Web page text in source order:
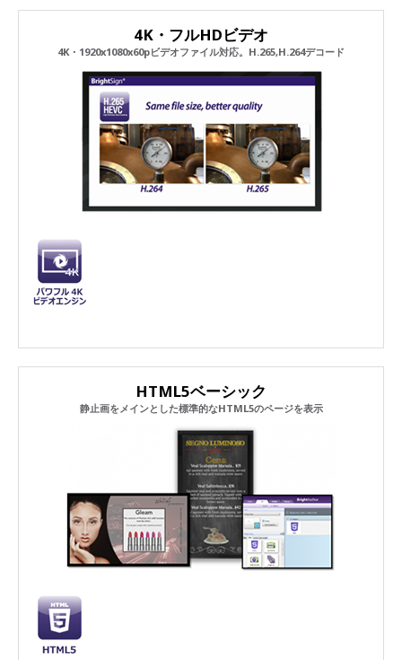
4K・フルHDビデオ
4K・1920x1080x60pビデオファイル対応。H.265,H.264デコード
HTML5ベーシック
静止画をメインとした標準的なHTML5のページを表示